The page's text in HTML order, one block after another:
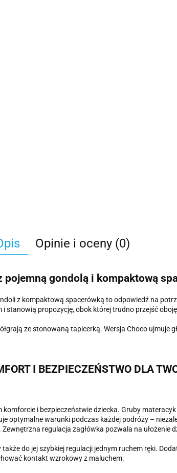
Opinie i oceny (0)
pojemną gondolą i kompaktową
z kompaktową spacerówką to odpowiedź na
stanowią propozycję, obok której trudno przejść
ze stonowaną tapicerką. Wersja Choco ujmuje
I BEZPIECZEŃSTWO DLA
i bezpieczeństwie dziecka. Gruby
optymalne warunki podczas każdej podróży –
regulacja zagłówka pozwala na ułożenie
do jej szybkiej regulacji jednym ruchem ręki.
kontakt wzrokowy z maluchem.